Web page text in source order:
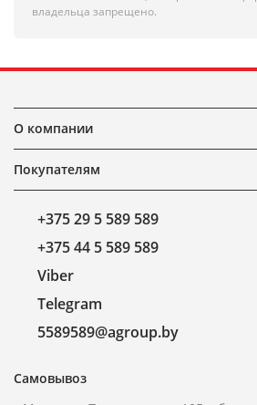
владельца запрещено.
О компании
Покупателям
+375 29 5 589 589
+375 44 5 589 589
Viber
Telegram
5589589@agroup.by
Самовывоз